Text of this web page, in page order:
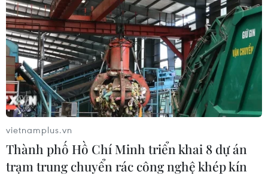
Đồng
29/07/2026 12:37
Người dân Thành phố Hồ Chí Minh
được hưởng dịch vụ y tế chất lượng
cao ngay tại cơ sở
Xem thêm
vietnamplus.vn
Thành phố Hồ Chí Minh triển khai 8 dự án
trạm trung chuyển rác công nghệ khép kín